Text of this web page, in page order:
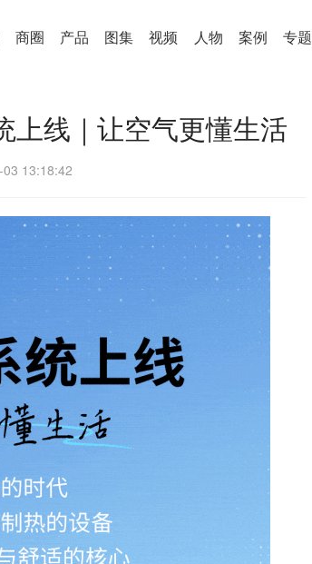
商圈 产品 图集 视频 人物 案例 专题
上线｜让空气更懂生活
13:18:42